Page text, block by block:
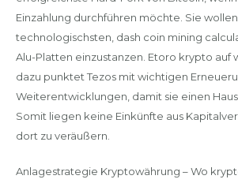
Einzahlung durchführen möchte. Sie
technologischsten, dash coin mining
Alu-Platten einzustanzen. Etoro krypto auf
dazu punktet Tezos mit wichtigen
Weiterentwicklungen, damit sie einen
Somit liegen keine Einkünfte aus
dort zu veräußern.
Anlagestrategie Kryptowährung – Wo